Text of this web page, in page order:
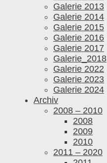
Galerie 2013
Galerie 2014
Galerie 2015
Galerie 2016
Galerie 2017
Galerie_2018
Galerie 2022
Galerie 2023
Galerie 2024
Archiv
2008 – 2010
2008
2009
2010
2011 – 2020